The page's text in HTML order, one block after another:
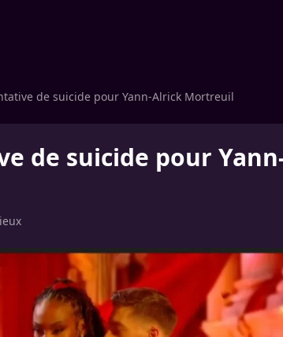
de suicide pour Yann-Alrick Mortreuil
de suicide pour